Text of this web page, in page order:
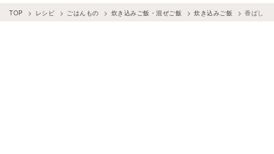
TOP レシピ ごはんもの 炊き込みご飯・混ぜご飯 炊き込みご飯 香ばしさ